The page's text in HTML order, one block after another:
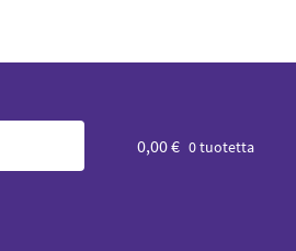
0,00€ 0 tuotetta